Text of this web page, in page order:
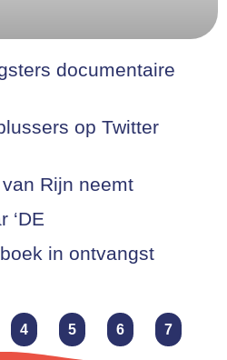
documentaire
op Twitter
Rijn neemt
‘DE
in ontvangst
4 5 6 7